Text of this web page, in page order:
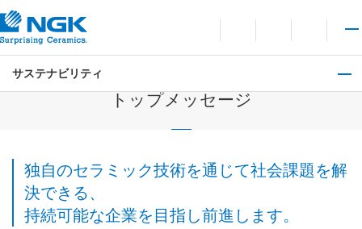
言語切り替えメニュー
サイト内検索を開
お問い合わせ
メイ
サステナビリティ
トップメッセージ
独自のセラミック技術を通じて社会課題を解
決できる、
持続可能な企業を目指し前進します。